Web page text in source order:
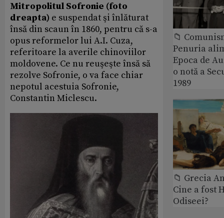
Mitropolitul Sofronie (foto
dreapta) e suspendat şi înlăturat
însă din scaun în 1860, pentru că s-a
opus reformelor lui A.I. Cuza,
referitoare la averile chinoviilor
moldovene. Ce nu reuşeşte însă să
rezolve Sofronie, o va face chiar
nepotul acestuia Sofronie,
Constantin Miclescu.
📁
Penuria
Epoca de
o notă a
1989
📁 Grecia
Cine a fost
Odiseei?